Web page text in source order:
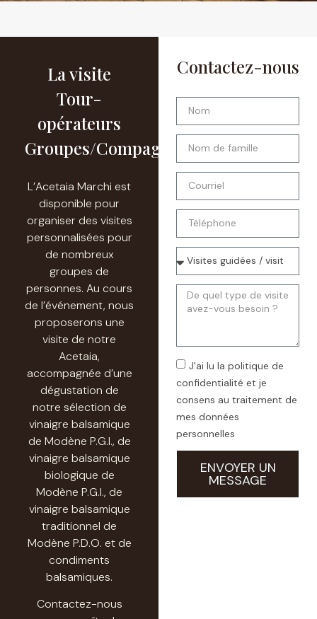
La visite
Tour-
opérateurs
Groupes/Compagnies
L’Acetaia Marchi est
disponible pour
organiser des visites
personnalisées pour
de nombreux
groupes de
personnes. Au cours
de l’événement, nous
proposerons une
visite de notre
Acetaia,
accompagnée d’une
dégustation de
notre sélection de
vinaigre balsamique
de Modène P.G.I., de
vinaigre balsamique
biologique de
Modène P.G.I., de
vinaigre balsamique
traditionnel de
Modène P.D.O. et de
condiments
balsamiques.
Contactez-nous
Contactez-nous
J'ai lu la politique de
confidentialité et je
consens au traitement de
mes données
personnelles
ENVOYER UN
MESSAGE